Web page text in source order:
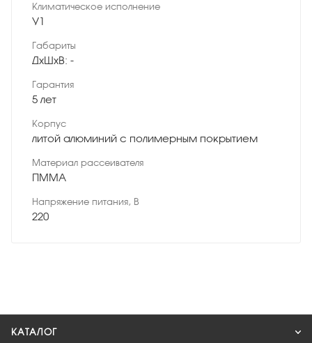
Климатическое исполнение
У1
Габариты
ДхШхВ: -
Гарантия
5 лет
Корпус
литой алюминий с полимерным покрытием
Материал рассеивателя
ПММА
Напряжение питания, В
220
КАТАЛОГ